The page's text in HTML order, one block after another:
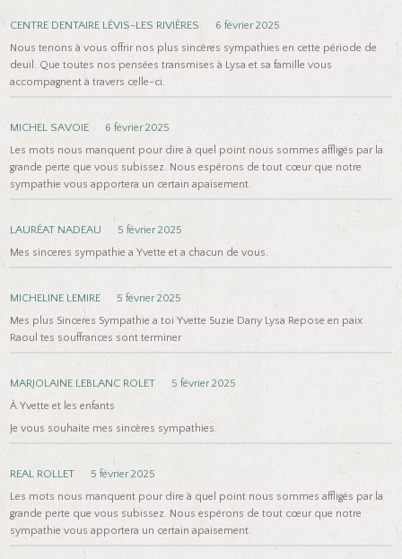
CENTRE DENTAIRE LÉVIS-LES RIVIÈRES
6 février 2025
Nous tenons à vous offrir nos plus sincères sympathies en cette période de
deuil. Que toutes nos pensées transmises à Lysa et sa famille vous
accompagnent à travers celle-ci.
MICHEL SAVOIE
6 février 2025
Les mots nous manquent pour dire à quel point nous sommes affligés par la
grande perte que vous subissez. Nous espérons de tout cœur que notre
sympathie vous apportera un certain apaisement.
LAURÉAT NADEAU
5 février 2025
Mes sinceres sympathie a Yvette et a chacun de vous.
MICHELINE LEMIRE
5 février 2025
Mes plus Sinceres Sympathie a toi Yvette Suzie Dany Lysa Repose en paix
Raoul tes souffrances sont terminer
MARJOLAINE LEBLANC ROLET
5 février 2025
À Yvette et les enfants
Je vous souhaite mes sincères sympathies.
REAL ROLLET
5 février 2025
Les mots nous manquent pour dire à quel point nous sommes affligés par la
grande perte que vous subissez. Nous espérons de tout cœur que notre
sympathie vous apportera un certain apaisement.